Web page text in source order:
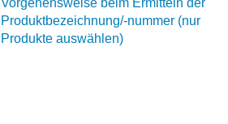
Vorgehensweise beim Ermitteln der
Produktbezeichnung/-nummer (nur
Produkte auswählen)